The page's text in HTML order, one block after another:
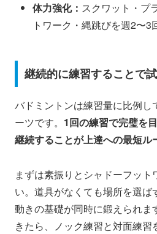
体力強化： スクワット・プ
トワーク・縄跳びを週2〜3
継続的に練習することで
バドミントンは練習量に比例し
ーツです。 1回の練習で完璧を
継続することが上達への最短ル
まずは素振りとシャドーフット
い。道具がなくても場所を選ば
動きの基礎が同時に鍛えられま
きたら、ノック練習と対面練